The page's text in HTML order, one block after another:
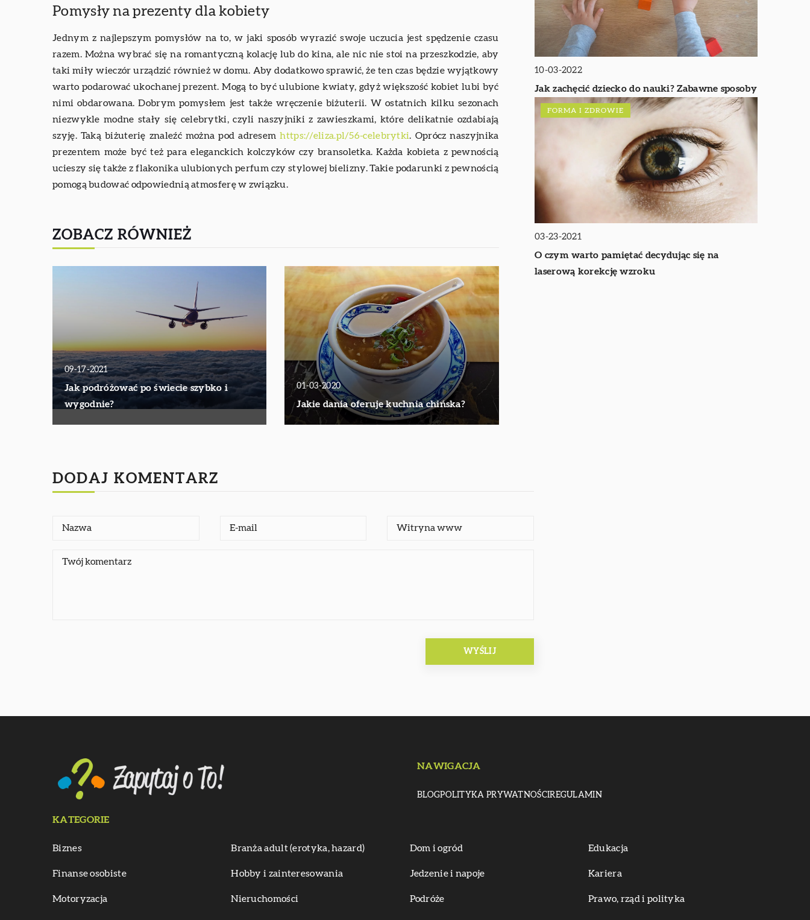
Pomysły na prezenty dla kobiety
Jednym z najlepszym pomysłów na to, w jaki sposób wyrazić swoje uczucia jest spędzenie czasu
razem. Można wybrać się na romantyczną kolację lub do kina, ale nic nie stoi na przeszkodzie, aby
taki miły wieczór urządzić również w domu. Aby dodatkowo sprawić, że ten czas będzie wyjątkowy
warto podarować ukochanej prezent. Mogą to być ulubione kwiaty, gdyż większość kobiet lubi być
nimi obdarowana. Dobrym pomysłem jest także wręczenie biżuterii. W ostatnich kilku sezonach
niezwykle modne stały się celebrytki, czyli naszyjniki z zawieszkami, które delikatnie ozdabiają
szyję. Taką biżuterię znaleźć można pod adresemhttps://eliza.pl/56-celebrytki. Oprócz naszyjnika
prezentem może być też para eleganckich kolczyków czy bransoletka. Każda kobieta z pewnością
ucieszy się także z flakonika ulubionych perfum czy stylowej bielizny. Takie podarunki z pewnością
pomogą budować odpowiednią atmosferę w związku.
ZOBACZ RÓWNIEŻ
09-17-2021
Jak podróżować po świecie szybko i
wygodnie?
01-03-2020
Jakie dania oferuje kuchnia chińska?
10-03-2022
Jak zachęcić dziecko do nauki? Zabawne sposoby
FORMA I ZDROWIE
03-23-2021
O czym warto pamiętać decydując się na
laserową korekcję wzroku
DODAJ KOMENTARZ
NAWIGACJA
BLOGPOLITYKA PRYWATNOŚCIREGULAMIN
KATEGORIE
Biznes Branża adult (erotyka, hazard) Dom i ogród Edukacja
Finanse osobiste Hobby i zainteresowania Jedzenie i napoje Kariera
Motoryzacja Nieruchomości Podróże Prawo, rząd i polityka